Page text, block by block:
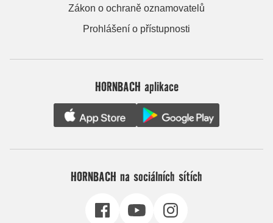
Zákon o ochraně oznamovatelů
Prohlášení o přístupnosti
HORNBACH aplikace
HORNBACH na sociálních sítích